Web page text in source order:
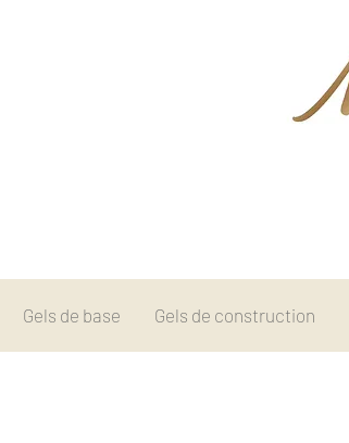
Gels de base Gels de construction